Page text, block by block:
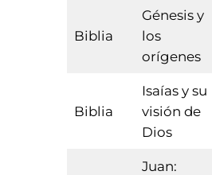
Biblia
Génesis y
los
orígenes
Biblia
Isaías y su
visión de
Dios
Juan: